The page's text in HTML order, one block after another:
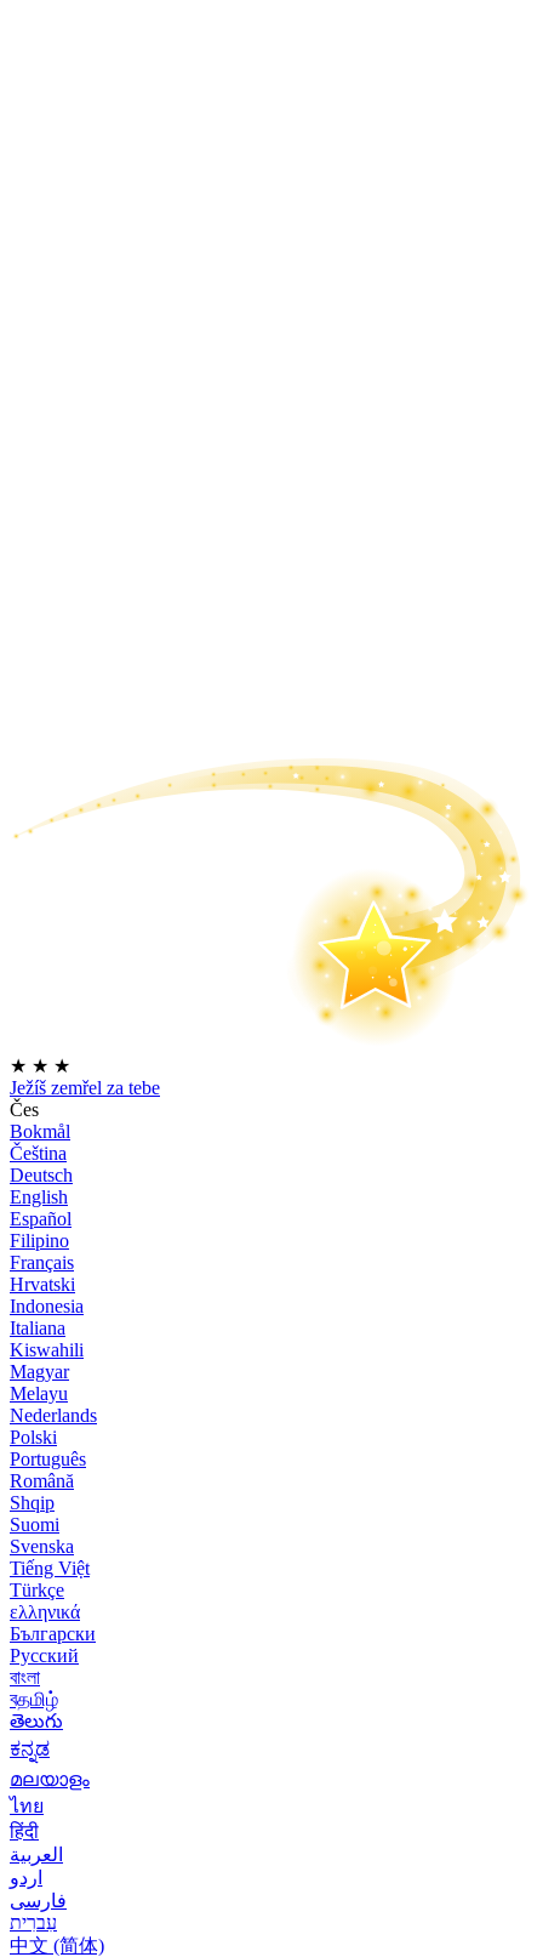
★ ★ ★
Ježíš zemřel za tebe
Čes
Bokmål
Čeština
Deutsch
English
Español
Filipino
Français
Hrvatski
Indonesia
Italiana
Kiswahili
Magyar
Melayu
Nederlands
Polski
Português
Română
Shqip
Suomi
Svenska
Tiếng Việt
Türkçe
ελληνικά
Български
Русский
বাংলা
বதமிழ்
తెలుగు
ಕನ್ನಡ
മലയാളം
ไทย
हिंदी
العربية
اردو
فارسی
עִברִית
中文 (简体)